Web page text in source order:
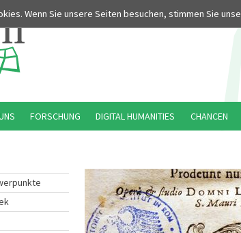
Wenn Sie unsere Seiten besuchen, stimmen Sie
FORSCHUNG DIGITAL HUMANITIES CHANCEN